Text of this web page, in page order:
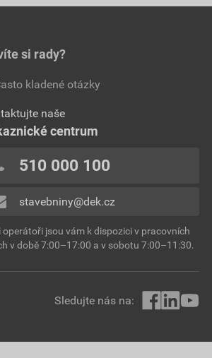
si rady?
kladené otázky
naše
centrum
510 000 100
stavebniny@dek.cz
operátoři jsou vám k dispozici v pracovních
v době 7:00–17:00 a v sobotu 7:00–11:30.
Sledujte nás na: